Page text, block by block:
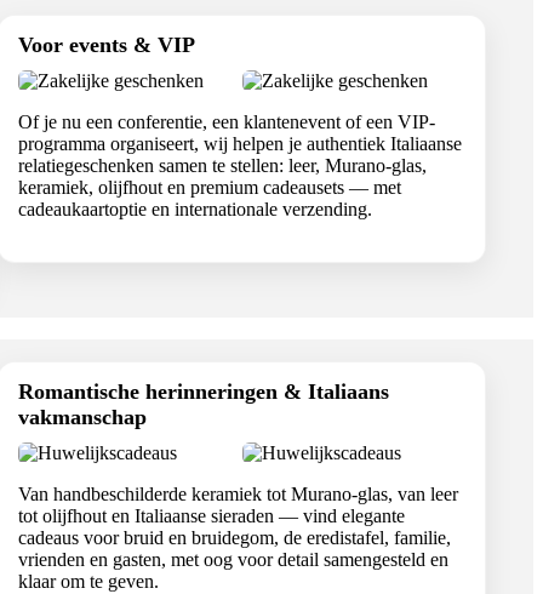
Voor events & VIP
Of je nu een conferentie, een klantenevent of een VIP-
programma organiseert, wij helpen je authentiek Italiaanse
relatiegeschenken samen te stellen: leer, Murano-glas,
keramiek, olijfhout en premium cadeausets — met
cadeaukaartoptie en internationale verzending.
Romantische herinneringen & Italiaans
vakmanschap
Van handbeschilderde keramiek tot Murano-glas, van leer
tot olijfhout en Italiaanse sieraden — vind elegante
cadeaus voor bruid en bruidegom, de eredistafel, familie,
vrienden en gasten, met oog voor detail samengesteld en
klaar om te geven.